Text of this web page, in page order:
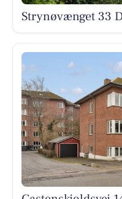
Strynøvænget 33